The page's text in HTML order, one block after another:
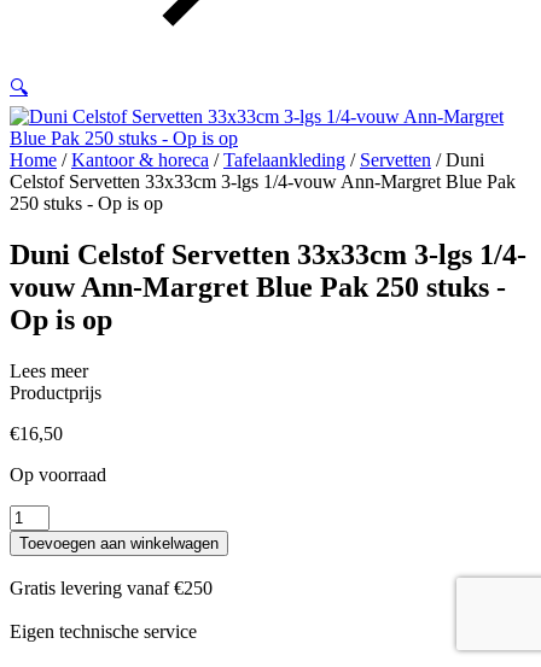
🔍
Home /Kantoor & horeca /Tafelaankleding / Servetten / Duni
Celstof Servetten 33x33cm 3-lgs 1/4-vouw Ann-Margret Blue Pak
250 stuks - Op is op
Duni Celstof Servetten 33x33cm 3-lgs 1/4-
vouw Ann-Margret Blue Pak 250 stuks -
Op is op
Lees meer
Productprijs
€16,50
Op voorraad
Duni
Celstof
Servetten
33x33cm
3-
lgs
1/4-
Toevoegen aan winkelwagen
Gratis levering vanaf €250
Eigen technische service